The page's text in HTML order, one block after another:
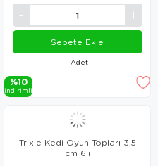
Adet
Sepete Ekle
%10
i̇ndi̇ri̇mli̇
Trixie Kedi Oyun Topları 3,5
cm 6lı